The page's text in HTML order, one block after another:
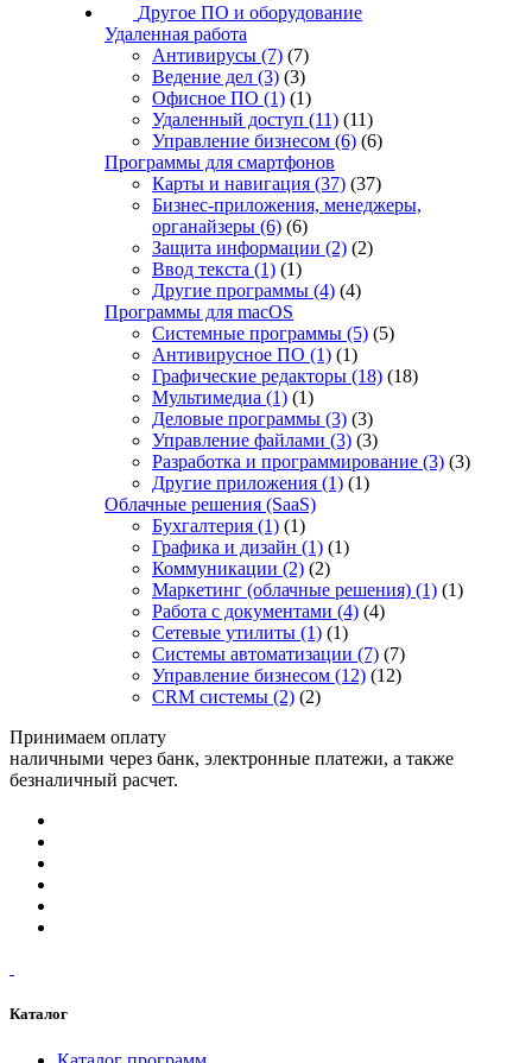
Другое ПО и оборудование
Удаленная работа
Антивирусы (7) (7)
Ведение дел (3) (3)
Офисное ПО (1) (1)
Удаленный доступ (11) (11)
Управление бизнесом (6) (6)
Программы для смартфонов
Карты и навигация (37) (37)
Бизнес-приложения, менеджеры,
органайзеры (6) (6)
Защита информации (2) (2)
Ввод текста (1) (1)
Другие программы (4) (4)
Программы для macOS
Системные программы (5) (5)
Антивирусное ПО (1) (1)
Графические редакторы (18) (18)
Мультимедиа (1) (1)
Деловые программы (3) (3)
Управление файлами (3) (3)
Разработка и программирование (3) (3)
Другие приложения (1) (1)
Облачные решения (SaaS)
Бухгалтерия (1) (1)
Графика и дизайн (1) (1)
Коммуникации (2) (2)
Маркетинг (облачные решения) (1) (1)
Работа с документами (4) (4)
Сетевые утилиты (1) (1)
Системы автоматизации (7) (7)
Управление бизнесом (12) (12)
CRM системы (2) (2)
Принимаем оплату
наличными через банк, электронные платежи, а также
безналичный расчет.
Каталог